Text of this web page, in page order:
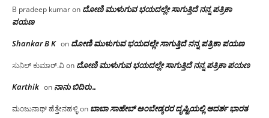
B pradeep kumaron ದೋಣಿ ಮುಳುಗುವ ಭಯದಲ್ಲೇ ಸಾಗುತ್ತಿದೆ ನನ್ನ ಪತ್ರಿಕಾ
ಪಯಣ
Shankar B K on ದೋಣಿ ಮುಳುಗುವ ಭಯದಲ್ಲೇ ಸಾಗುತ್ತಿದೆ ನನ್ನ ಪತ್ರಿಕಾ ಪಯಣ
ಸುನಿಲ್ ಕುಮಾರ್.ವಿon ದೋಣಿ ಮುಳುಗುವ ಭಯದಲ್ಲೇ ಸಾಗುತ್ತಿದೆ ನನ್ನ ಪತ್ರಿಕಾ ಪಯಣ
Karthik on ನಾನು ಬಿದಿರು…
ಮಂಜುನಾಥ್ ಹೆತ್ತೇನಹಳ್ಳಿon ಬಾಬಾ ಸಾಹೇಬ್ ಅಂಬೇಡ್ಕರರ ದೃಷ್ಟಿಯಲ್ಲಿ ಆದರ್ಶ ಭಾರತ